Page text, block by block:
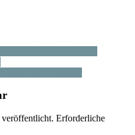
Erforderliche